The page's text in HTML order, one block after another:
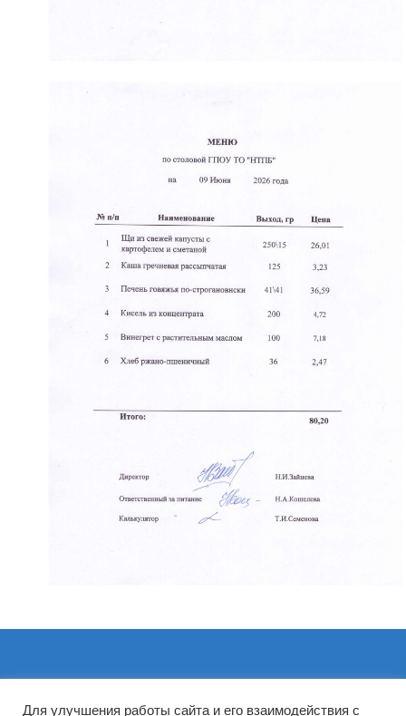
Архивы
Для улучшения работы сайта и его взаимодействия с